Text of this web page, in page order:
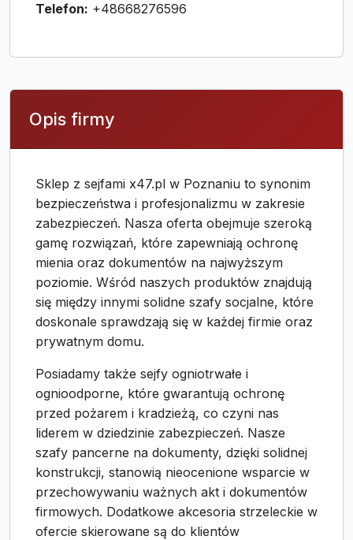
Telefon: +48668276596
Opis firmy
Sklep z sejfami x47.pl w Poznaniu to synonim
bezpieczeństwa i profesjonalizmu w zakresie
zabezpieczeń. Nasza oferta obejmuje szeroką
gamę rozwiązań, które zapewniają ochronę
mienia oraz dokumentów na najwyższym
poziomie. Wśród naszych produktów znajdują
się między innymi solidne szafy socjalne, które
doskonale sprawdzają się w każdej firmie oraz
prywatnym domu.
Posiadamy także sejfy ogniotrwałe i
ognioodporne, które gwarantują ochronę
przed pożarem i kradzieżą, co czyni nas
liderem w dziedzinie zabezpieczeń. Nasze
szafy pancerne na dokumenty, dzięki solidnej
konstrukcji, stanowią nieocenione wsparcie w
przechowywaniu ważnych akt i dokumentów
firmowych. Dodatkowe akcesoria strzeleckie w
ofercie skierowane są do klientów